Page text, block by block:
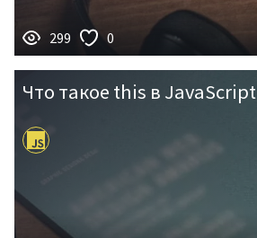
299 0
Что такое this в JavaScript